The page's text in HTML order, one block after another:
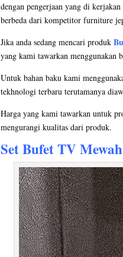
dengan pengerjaan yang di
berbeda dari kompetitor furniture
Jika anda sedang mencari produk
yang kami tawarkan menggunakan
Untuk bahan baku kami
tekhnologi terbaru terutamanya
Harga yang kami tawarkan untuk
mengurangi kualitas dari produk.
SetBufet TV Mewah